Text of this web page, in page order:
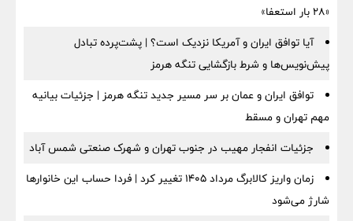
«۲۸ بار استعفا»
آیا توافق ایران و آمریکا نزدیک است؟ | پشت‌پرده تبادل
پیش‌نویس‌ها و شرط بازگشایی تنگه هرمز
توافق ایران و عمان بر سر مسیر جدید تنگه هرمز | جزئیات بیانیه
مهم تهران و مسقط
جزئیات انفجار مهیب در جنوب تهران و شهرک صنعتی شمس آباد
زمان واریز کالابرگ مرداد ۱۴۰۵ تغییر کرد | فردا حساب این خانوارها
شارژ می‌شود